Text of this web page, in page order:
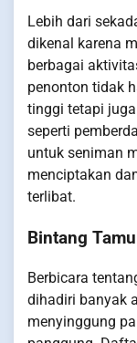
Lebih dari
dikenal karena
berbagai
penonton tidak
tinggi tetapi
seperti
untuk seniman
menciptakan
terlibat.
Bintang
Berbicara
dihadiri banyak
menyinggung